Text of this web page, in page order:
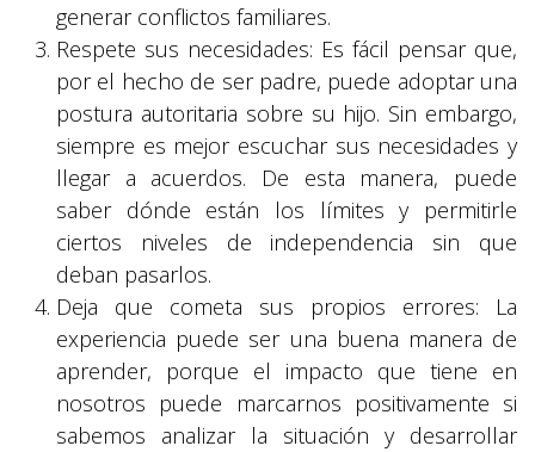
generar conflictos familiares.
Respete sus necesidades: Es fácil pensar que,
por el hecho de ser padre, puede adoptar una
postura autoritaria sobre su hijo. Sin embargo,
siempre es mejor escuchar sus necesidades y
llegar a acuerdos. De esta manera, puede
saber dónde están los límites y permitirle
ciertos niveles de independencia sin que
deban pasarlos.
Deja que cometa sus propios errores: La
experiencia puede ser una buena manera de
aprender, porque el impacto que tiene en
nosotros puede marcarnos positivamente si
sabemos analizar la situación y desarrollar